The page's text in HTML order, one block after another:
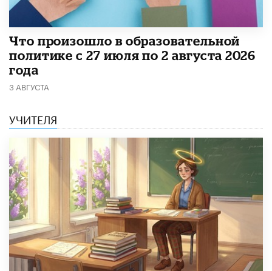
​Что произошло в образовательной
политике с 27 июля по 2 августа 2026
года
3 АВГУСТА
УЧИТЕЛЯ